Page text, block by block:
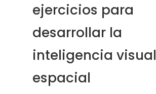
ejercicios para
desarrollar la
inteligencia visual
espacial